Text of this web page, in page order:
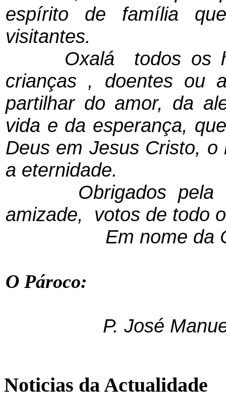
espírito de família
visitantes.
Oxalá todos os
crianças , doentes ou
partilhar do amor, da
vida e da esperança,
Deus em Jesus Cristo,
a eternidade.
Obrigados pela
amizade, votos de todo
Em nome da
O Pároco:
P. José
Noticias da Actualidade